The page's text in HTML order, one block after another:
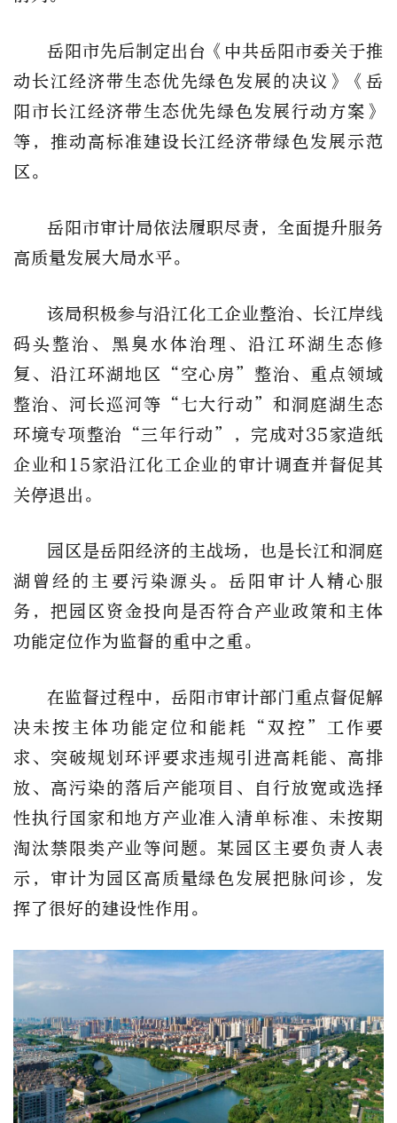
岳阳市先后制定出台《中共岳阳市委关于推
动长江经济带生态优先绿色发展的决议》《岳
阳市长江经济带生态优先绿色发展行动方案》
等，推动高标准建设长江经济带绿色发展示范
区。
岳阳市审计局依法履职尽责，全面提升服务
高质量发展大局水平。
该局积极参与沿江化工企业整治、长江岸线
码头整治、黑臭水体治理、沿江环湖生态修
复、沿江环湖地区“空心房”整治、重点领域
整治、河长巡河等“七大行动”和洞庭湖生态
环境专项整治“三年行动”，完成对35家造纸
企业和15家沿江化工企业的审计调查并督促其
关停退出。
园区是岳阳经济的主战场，也是长江和洞庭
湖曾经的主要污染源头。岳阳审计人精心服
务，把园区资金投向是否符合产业政策和主体
功能定位作为监督的重中之重。
在监督过程中，岳阳市审计部门重点督促解
决未按主体功能定位和能耗“双控”工作要
求、突破规划环评要求违规引进高耗能、高排
放、高污染的落后产能项目、自行放宽或选择
性执行国家和地方产业准入清单标准、未按期
淘汰禁限类产业等问题。某园区主要负责人表
示，审计为园区高质量绿色发展把脉问诊，发
挥了很好的建设性作用。